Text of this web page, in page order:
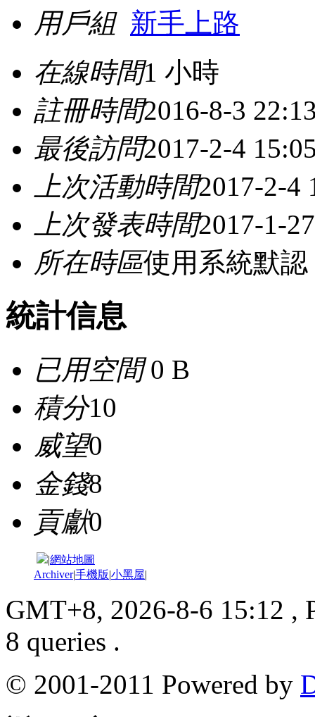
用戶組 新手上路
在線時間1 小時
註冊時間2016-8-3
最後訪問2017-2-4
上次活動時間2017-2-4
上次發表時間2017-1-
所在時區使用系統默認
統計信息
已用空間0 B
積分10
威望0
金錢8
貢獻0
|網站地圖
Archiver|手機版|小黑屋|
GMT+8, 2026-8-6 15:12 ,
8 queries .
© 2001-2011 Powered by